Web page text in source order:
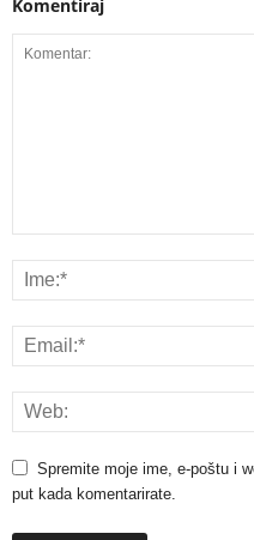
Komentiraj
Spremite moje ime, e-poštu i
put kada komentarirate.